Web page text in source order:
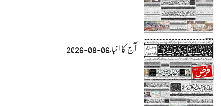
آج کا اخبار06-08-2026